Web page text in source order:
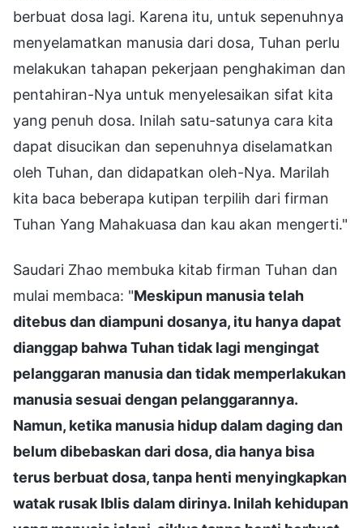
berbuat dosa lagi. Karena itu, untuk sepenuhnya
menyelamatkan manusia dari dosa, Tuhan perlu
melakukan tahapan pekerjaan penghakiman dan
pentahiran-Nya untuk menyelesaikan sifat kita
yang penuh dosa. Inilah satu-satunya cara kita
dapat disucikan dan sepenuhnya diselamatkan
oleh Tuhan, dan didapatkan oleh-Nya. Marilah
kita baca beberapa kutipan terpilih dari firman
Tuhan Yang Mahakuasa dan kau akan mengerti."
Saudari Zhao membuka kitab firman Tuhan dan
mulai membaca: "Meskipun manusia telah
ditebus dan diampuni dosanya, itu hanya dapat
dianggap bahwa Tuhan tidak lagi mengingat
pelanggaran manusia dan tidak memperlakukan
manusia sesuai dengan pelanggarannya.
Namun, ketika manusia hidup dalam daging dan
belum dibebaskan dari dosa, dia hanya bisa
terus berbuat dosa, tanpa henti menyingkapkan
watak rusak Iblis dalam dirinya. Inilah kehidupan